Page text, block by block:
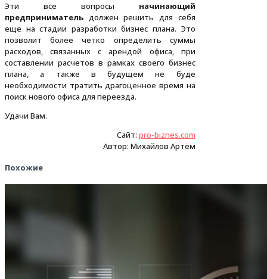
Эти все вопросы начинающий
предприниматель должен решить для себя
еще на стадии разработки бизнес плана. Это
позволит более четко определить суммы
расходов, связанных с арендой офиса, при
составлении расчетов в рамках своего бизнес
плана, а также в будущем не буде
необходимости тратить драгоценное время на
поиск нового офиса для переезда.
Удачи Вам.
Сайт: pro-biznes.com
Автор: Михайлов Артём
Похожие